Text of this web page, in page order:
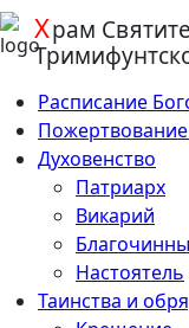
Перейти
к
Храм
Расписание
Пожертвование
Духовенство
Патриарх
Викарий
Настоятель
Таинства и